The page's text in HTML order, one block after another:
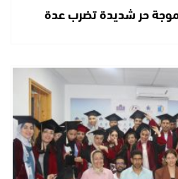
موجة حر شديدة تضرب عدة